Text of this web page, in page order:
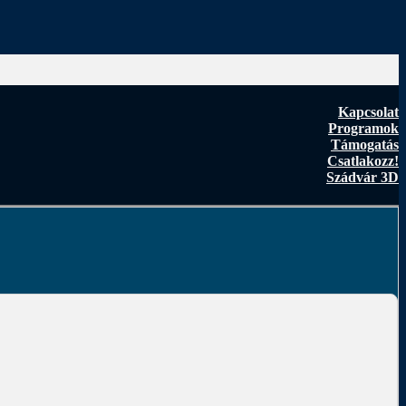
Kapcsolat
Programok
Támogatás
Csatlakozz!
Szádvár 3D